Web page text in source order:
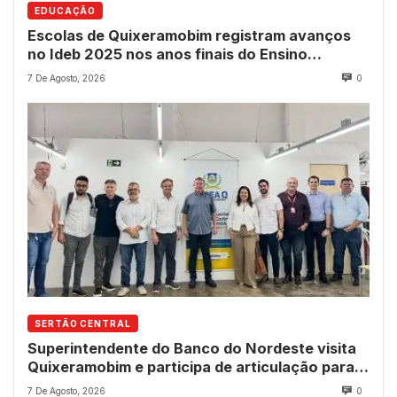
EDUCAÇÃO
Escolas de Quixeramobim registram avanços
no Ideb 2025 nos anos finais do Ensino
Fundamental
7 De Agosto, 2026 0
SERTÃO CENTRAL
Superintendente do Banco do Nordeste visita
Quixeramobim e participa de articulação para
avanço do futuro shopping
7 De Agosto, 2026 0